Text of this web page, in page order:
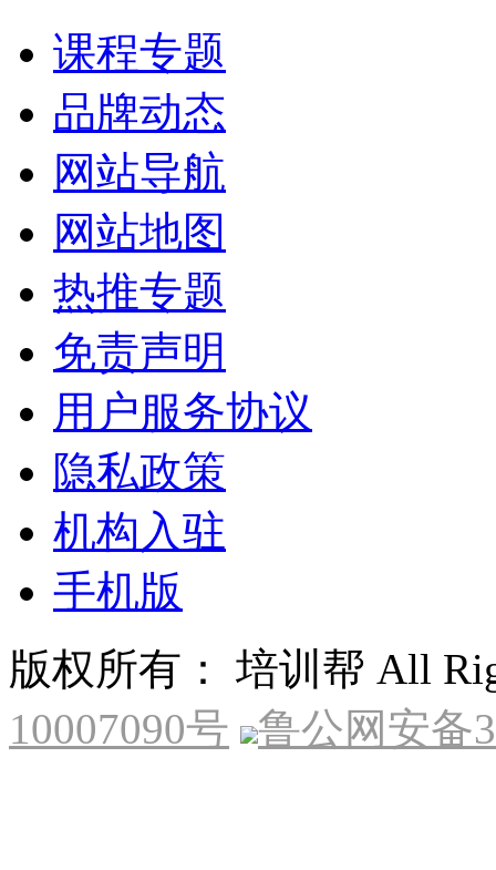
课程专题
品牌动态
网站导航
网站地图
热推专题
免责声明
用户服务协议
隐私政策
机构入驻
手机版
版权所有： 培训帮 All
10007090号
鲁公网安备